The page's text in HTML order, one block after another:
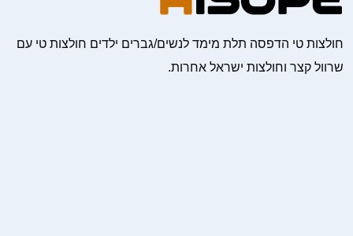
חולצות טי הדפסה תלת מימד לנשים/גברים ילדים חולצות טי עם
שרוול קצר וחולצות ישראל אחרות.